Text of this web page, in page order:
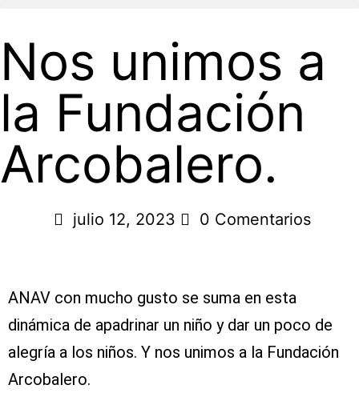
Nos unimos a
la Fundación
Arcobalero.
julio 12, 2023 0 Comentarios
ANAV con mucho gusto se suma en esta
dinámica de apadrinar un niño y dar un poco de
alegría a los niños. Y nos unimos a la Fundación
Arcobalero.